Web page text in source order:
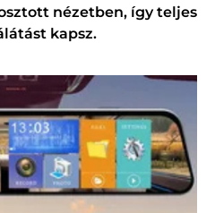
nézetben, így teljes
kapsz.